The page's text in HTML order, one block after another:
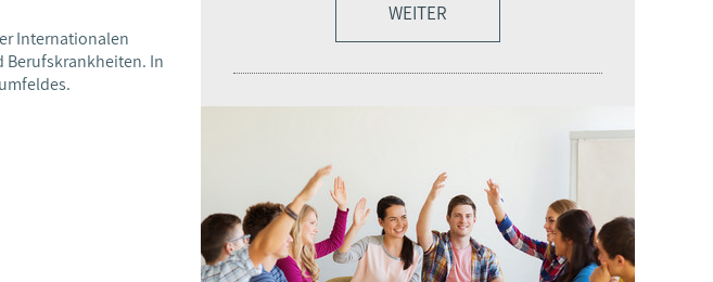
Internationalen
Berufskrankheiten. In
WEITER